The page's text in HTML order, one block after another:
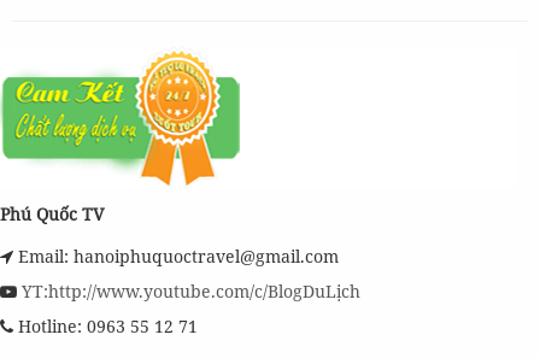
Phú Quốc TV
Email: hanoiphuquoctravel@gmail.com
YT:http://www.youtube.com/c/BlogDuLịch
Hotline: 0963 55 12 71